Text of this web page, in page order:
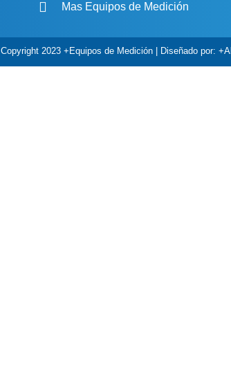
Mas Equipos de Medición
Copyright 2023 +Equipos de Medición | Diseñado por: